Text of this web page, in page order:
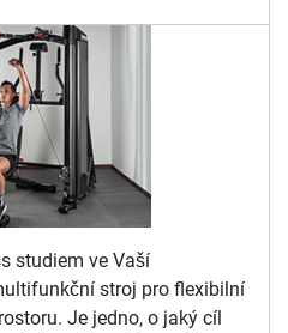
studiem ve Vaší
stroj pro flexibilní
Je jedno, o jaký cíl